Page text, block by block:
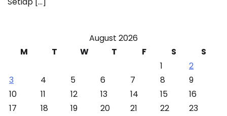
August 2026
M
T W T F S
S
1
2
3
4 5 6 7 8
9
10
11 12 13 14 15
16
17
18 19 20 21 22
23